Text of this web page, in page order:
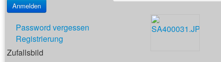
Password vergessen
Registrierung
Zufallsbild